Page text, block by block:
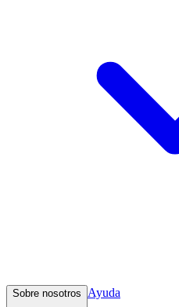
Sobre nosotros Ayuda